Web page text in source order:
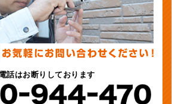
話はお断りしております